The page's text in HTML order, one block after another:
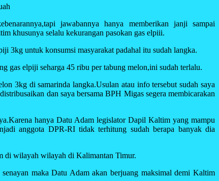
jawabannya hanya memberikan janji sampai
khusunya selalu kekurangan pasokan gas elpiii.
3kg untuk konsumsi masyarakat padahal itu sudah langka.
gas elpiji seharga 45 ribu per tabung melon,ini sudah terlalu.
3kg di samarinda langka.Usulan atau info tersebut sudah saya
dan saya bersama BPH Migas segera membicarakan
hanya Datu Adam legislator Dapil Kaltim yang mampu
anggota DPR-RI tidak terhitung sudah berapa banyak dia
di wilayah wilayah di Kalimantan Timur.
maka Datu Adam akan berjuang maksimal demi Kaltim